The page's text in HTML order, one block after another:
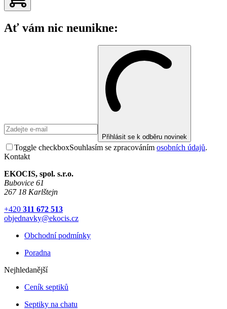
Ať vám nic neunikne:
Přihlásit se k odběru novinek
Toggle checkboxSouhlasím se zpracováním osobních údajů.
Kontakt
EKOCIS, spol. s.r.o.
Bubovice 61
267 18 Karlštejn
+420 311 672 513
objednavky@ekocis.cz
Obchodní podmínky
Poradna
Nejhledanější
Ceník septiků
Septiky na chatu